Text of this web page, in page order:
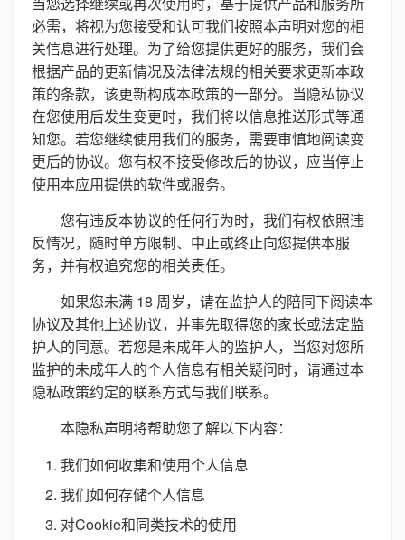
必需，将视为您接受和认可我们按照本声明对您的相
关信息进行处理。为了给您提供更好的服务，我们会
根据产品的更新情况及法律法规的相关要求更新本政
策的条款，该更新构成本政策的一部分。当隐私协议
在您使用后发生变更时，我们将以信息推送形式等通
知您。若您继续使用我们的服务，需要审慎地阅读变
更后的协议。您有权不接受修改后的协议，应当停止
使用本应用提供的软件或服务。
您有违反本协议的任何行为时，我们有权依照违
反情况，随时单方限制、中止或终止向您提供本服
务，并有权追究您的相关责任。
如果您未满 18 周岁，请在监护人的陪同下阅读本
协议及其他上述协议，并事先取得您的家长或法定监
护人的同意。若您是未成年人的监护人，当您对您所
监护的未成年人的个人信息有相关疑问时，请通过本
隐私政策约定的联系方式与我们联系。
本隐私声明将帮助您了解以下内容：
我们如何收集和使用个人信息
我们如何存储个人信息
对Cookie和同类技术的使用